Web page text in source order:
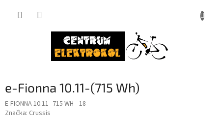
e-Fionna 10.11-(715 Wh)
E-FIONNA 10.11--715 WH- -18-
Značka: Crussis